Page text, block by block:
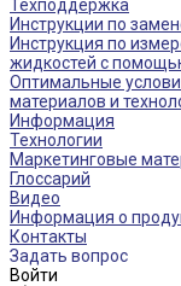
Техподдержка
Инструкции по
Инструкция по
жидкостей с
Оптимальные
материалов и
Информация
Технологии
Маркетинговые
Глоссарий
Видео
Информация о
Контакты
Задать вопрос
Войти